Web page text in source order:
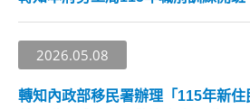
2026.05.08
轉知內政部移民署辦理「115年新